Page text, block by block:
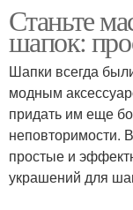
Прикольные
Станьте
шапок:
Шапки всегда
модным
придать им еще
неповторимости.
простые и
украшений для